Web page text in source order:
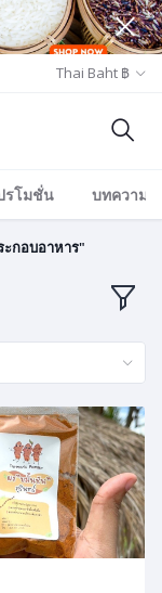
Thai Baht ฿
รโมชั่น บทความ/
กอบอาหาร"